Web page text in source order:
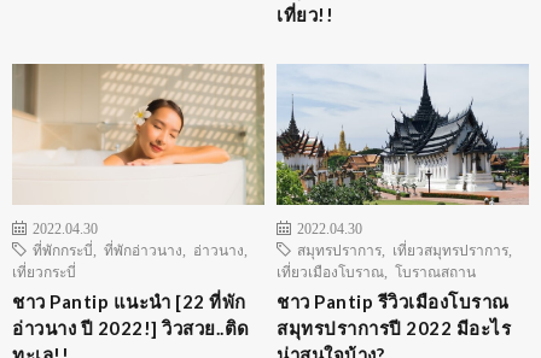
เที่ยว!!
2022.04.30
ที่พักกระบี่
ที่พักอ่าวนาง อ่าวนาง
เที่ยวกระบี่
ชาว Pantip แนะนำ [22 ที่พัก
อ่าวนาง ปี 2022!] วิวสวย..ติด
2022.04.30
สมุทรปราการ
เที่ยวสมุทรปราการ
เที่ยวเมืองโบราณ
โบราณสถาน
ชาว Pantip รีวิวเมืองโบราณ
สมุทรปราการปี 2022 มีอะไร